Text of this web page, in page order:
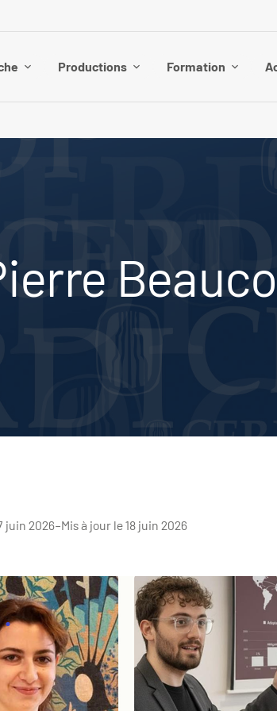
Productions Formation
juin 2026–Mis à jour le 18 juin 2026